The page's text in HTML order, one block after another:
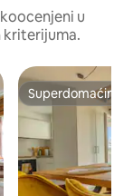
u
kriterijuma.
Superdomaćin
Superdomaćin